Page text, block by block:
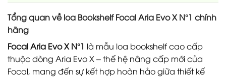
Tổng quan về loa Bookshelf Focal Aria Evo X N°1 chính
hãng
Focal Aria Evo X N°1 là mẫu loa bookshelf cao cấp
thuộc dòng Aria Evo X – thế hệ nâng cấp mới của
Focal, mang đến sự kết hợp hoàn hảo giữa thiết kế